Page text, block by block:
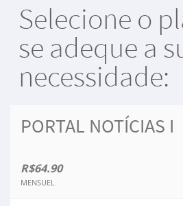
Selecione o
se adeque a
necessidade:
PORTAL NOTÍCIAS I
R$64.90
MENSUEL